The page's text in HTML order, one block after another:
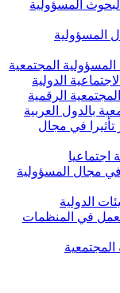
المسؤولية
المسؤولية
المجتمعية
الدولية
الرقمية
بالدول العربية
تأثيرا في مجال
اجتماعيا
مجال المسؤولية
الدولية
في المنظمات
المجتمعية